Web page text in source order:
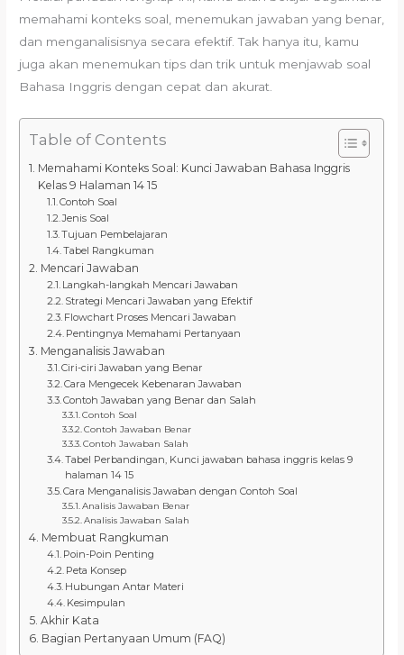
memahami konteks soal, menemukan jawaban yang benar,
dan menganalisisnya secara efektif. Tak hanya itu, kamu
juga akan menemukan tips dan trik untuk menjawab soal
Bahasa Inggris dengan cepat dan akurat.
Table of Contents
Memahami Konteks Soal: Kunci Jawaban Bahasa Inggris
Kelas 9 Halaman 14 15
Contoh Soal
Jenis Soal
Tujuan Pembelajaran
Tabel Rangkuman
Mencari Jawaban
Langkah-langkah Mencari Jawaban
Strategi Mencari Jawaban yang Efektif
Flowchart Proses Mencari Jawaban
Pentingnya Memahami Pertanyaan
Menganalisis Jawaban
Ciri-ciri Jawaban yang Benar
Cara Mengecek Kebenaran Jawaban
Contoh Jawaban yang Benar dan Salah
Contoh Soal
Contoh Jawaban Benar
Contoh Jawaban Salah
Tabel Perbandingan, Kunci jawaban bahasa inggris kelas 9
halaman 14 15
Cara Menganalisis Jawaban dengan Contoh Soal
Analisis Jawaban Benar
Analisis Jawaban Salah
Membuat Rangkuman
Poin-Poin Penting
Peta Konsep
Hubungan Antar Materi
Kesimpulan
Akhir Kata
Bagian Pertanyaan Umum (FAQ)